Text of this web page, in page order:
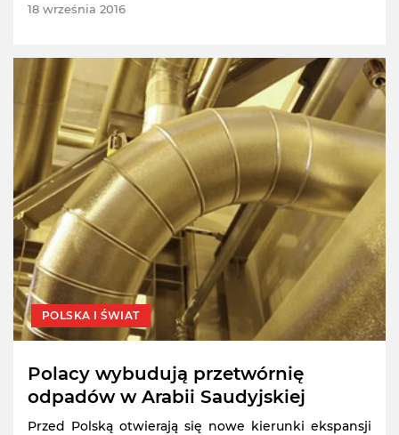
18 września 2016
POLSKA I ŚWIAT
Polacy wybudują przetwórnię
odpadów w Arabii Saudyjskiej
Przed Polską otwierają się nowe kierunki ekspansji